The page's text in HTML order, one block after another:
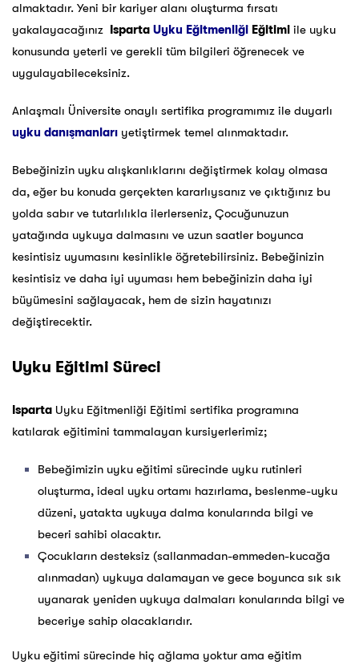
almaktadır. Yeni bir kariyer alanı oluşturma fırsatı
yakalayacağınız Isparta Uyku Eğitmenliği Eğitimi ile uyku
konusunda yeterli ve gerekli tüm bilgileri öğrenecek ve
uygulayabileceksiniz.
Anlaşmalı Üniversite onaylı sertifika programımız ile duyarlı
uyku danışmanları yetiştirmek temel alınmaktadır.
Bebeğinizin uyku alışkanlıklarını değiştirmek kolay olmasa
da, eğer bu konuda gerçekten kararlıysanız ve çıktığınız bu
yolda sabır ve tutarlılıkla ilerlerseniz, Çocuğunuzun
yatağında uykuya dalmasını ve uzun saatler boyunca
kesintisiz uyumasını kesinlikle öğretebilirsiniz. Bebeğinizin
kesintisiz ve daha iyi uyuması hem bebeğinizin daha iyi
büyümesini sağlayacak, hem de sizin hayatınızı
değiştirecektir.
Uyku Eğitimi Süreci
Isparta Uyku Eğitmenliği Eğitimi sertifika programına
katılarak eğitimini tammalayan kursiyerlerimiz;
Bebeğimizin uyku eğitimi sürecinde uyku rutinleri
oluşturma, ideal uyku ortamı hazırlama, beslenme-uyku
düzeni, yatakta uykuya dalma konularında bilgi ve
beceri sahibi olacaktır.
Çocukların desteksiz (sallanmadan-emmeden-kucağa
alınmadan) uykuya dalamayan ve gece boyunca sık sık
uyanarak yeniden uykuya dalmaları konularında bilgi ve
beceriye sahip olacaklarıdır.
Uyku eğitimi sürecinde hiç ağlama yoktur ama eğitim